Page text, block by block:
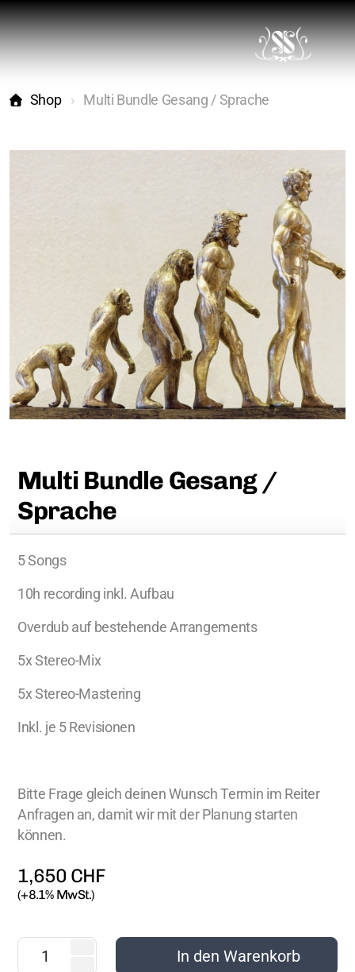
Shop Multi Bundle Gesang / Sprache
Multi Bundle Gesang /
Sprache
5 Songs
10h recording inkl. Aufbau
Overdub auf bestehende Arrangements
5x Stereo-Mix
5x Stereo-Mastering
Inkl. je 5 Revisionen
Bitte Frage gleich deinen Wunsch Termin im Reiter
Anfragen an, damit wir mit der Planung starten
können.
1,650 CHF
(+8.1% MwSt.)
In den Warenkorb